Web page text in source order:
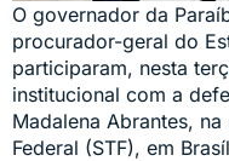
O governador da
procurador-geral do
participaram, nesta
institucional com a
Madalena Abrantes,
Federal (STF), em